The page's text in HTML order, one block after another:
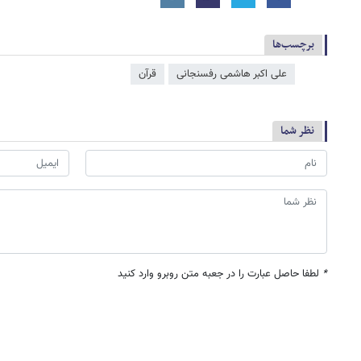
برچسب‌ها
علی اکبر هاشمی رفسنجانی قرآن
نظر شما
* لطفا حاصل عبارت را در جعبه متن روبرو وارد کنید